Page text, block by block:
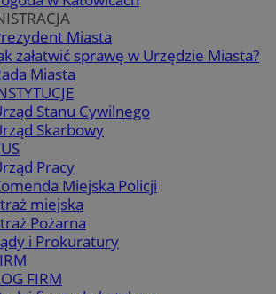
Miasta
załatwić sprawę w Urzędzie Miasta?
Miasta
Stanu Cywilnego
Skarbowy
Pracy
Miejska Policji
miejska
Pożarna
i Prokuratury
FIRM